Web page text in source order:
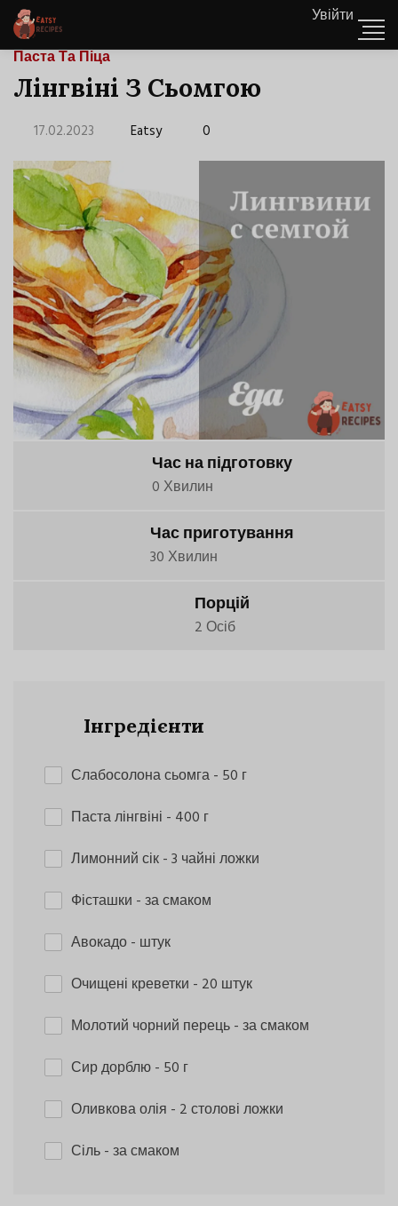
Увійти
Паста Та Піца
Лінгвіні З Сьомгою
17.02.2023 Eatsy 0
Час на підготовку
0 Хвилин
Час приготування
30 Хвилин
Порцій
2 Осіб
Інгредієнти
Слабосолона сьомга- 50 г
Паста лінгвіні - 400 г
Лимонний сік- 3 чайні ложки
Фісташки - за смаком
Авокадо- штук
Очищені креветки - 20 штук
Молотий чорний перець- за смаком
Сир дорблю- 50 г
Оливкова олія - 2 столові ложки
Сіль- за смаком